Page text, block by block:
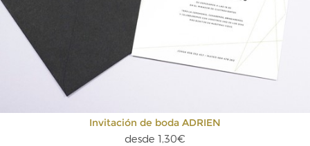
Invitación de boda ADRIEN
desde 1,30€